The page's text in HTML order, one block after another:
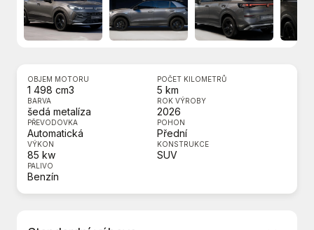
OBJEM MOTORU
1 498 cm3
POČET KILOMETRŮ
5 km
BARVA
šedá metalíza
ROK VÝROBY
2026
PŘEVODOVKA
Automatická
POHON
Přední
VÝKON
85 kw
KONSTRUKCE
SUV
PALIVO
Benzín